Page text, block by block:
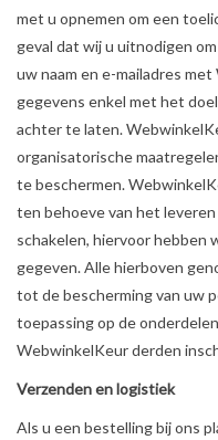
met u opnemen om een
geval dat wij u uitnodigen
uw naam en e-mailadres
gegevens enkel met het
achter te laten.
organisatorische
te beschermen.
ten behoeve van het
schakelen, hiervoor hebben
gegeven. Alle hierboven
tot de bescherming van uw
toepassing op de
WebwinkelKeur derden
Verzenden en logistiek
Als u een bestelling bij ons